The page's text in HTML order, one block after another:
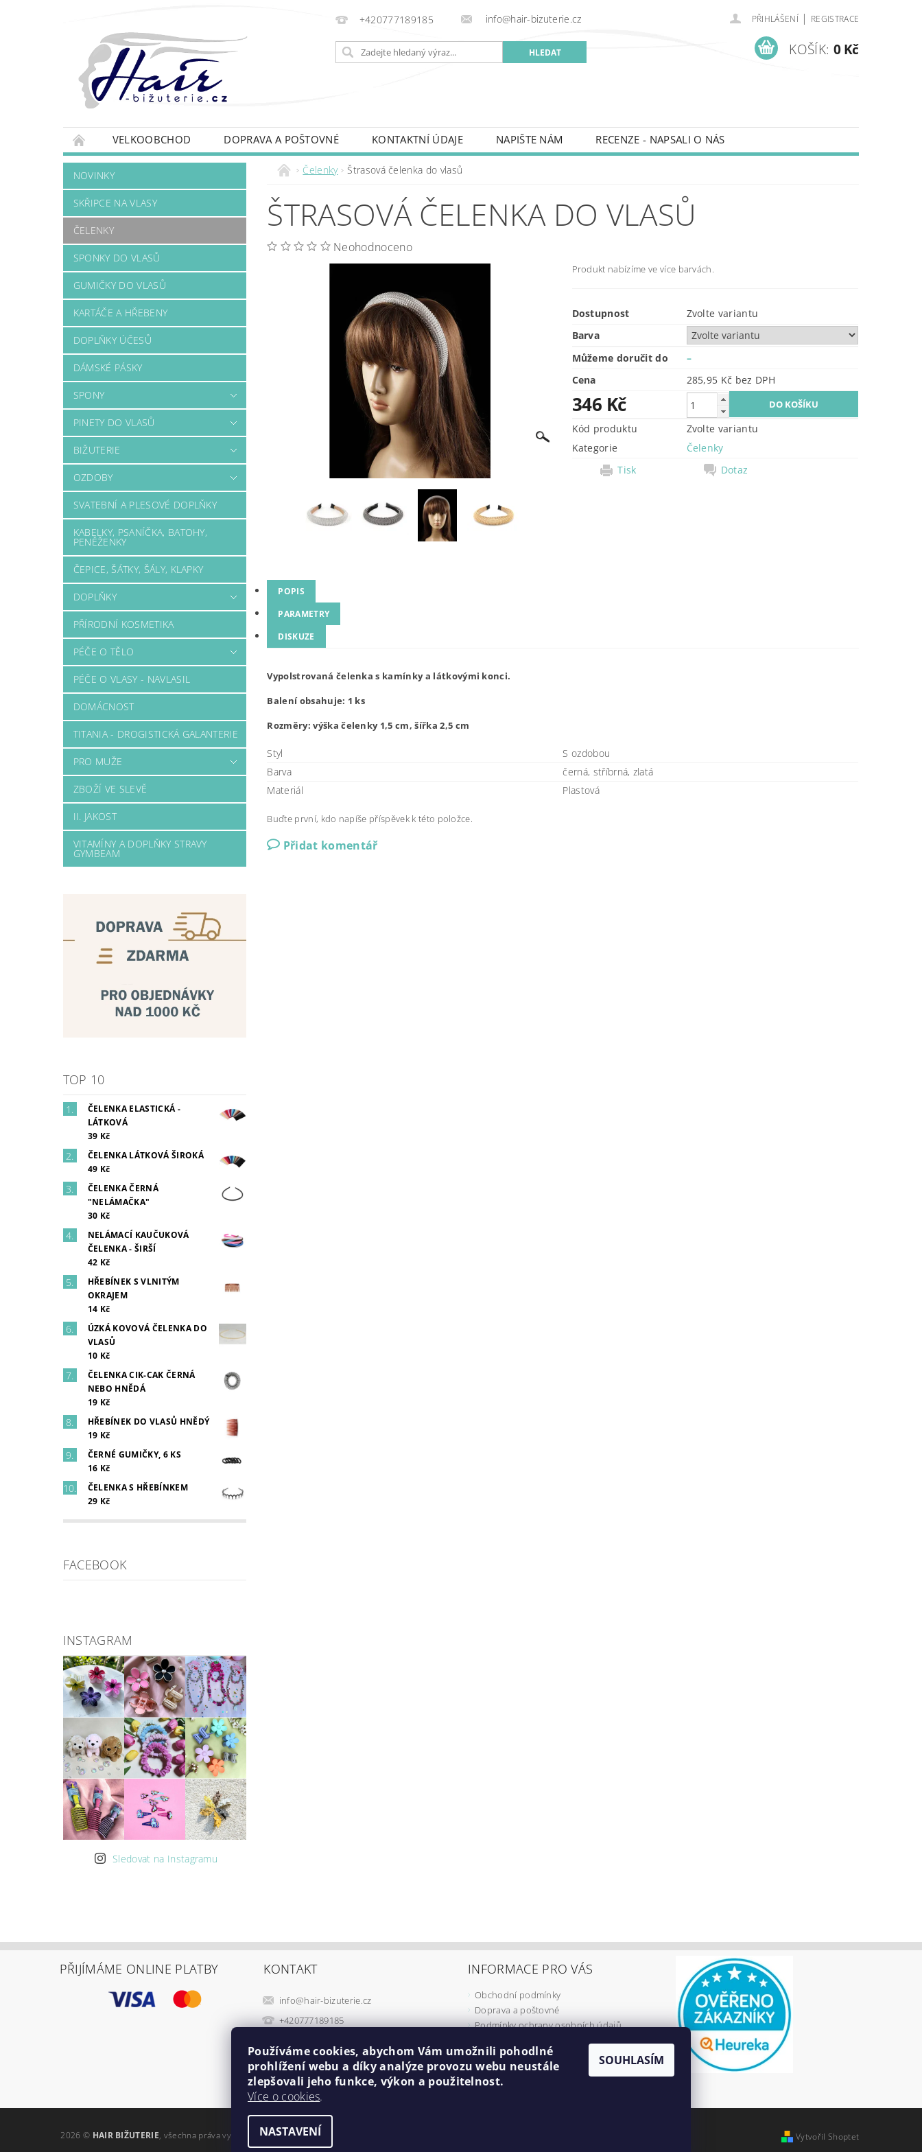
+420777189185 info@hair-bizuterie.cz PŘIHLÁŠENÍ | REGISTRACE
KOŠÍK: 0 Kč
VELKOOBCHOD DOPRAVA A POŠTOVNÉ KONTAKTNÍ ÚDAJE NAPIŠTE NÁM RECENZE - NAPSALI O NÁS
NOVINKY
SKŘIPCE NA VLASY
ČELENKY
SPONKY DO VLASŮ
GUMIČKY DO VLASŮ
KARTÁČE A HŘEBENY
DOPLŇKY ÚČESŮ
DÁMSKÉ PÁSKY
SPONY
PINETY DO VLASŮ
BIŽUTERIE
OZDOBY
SVATEBNÍ A PLESOVÉ DOPLŇKY
KABELKY, PSANÍČKA, BATOHY,
PENĚŽENKY
ČEPICE, ŠÁTKY, ŠÁLY, KLAPKY
DOPLŇKY
PŘÍRODNÍ KOSMETIKA
PÉČE O TĚLO
PÉČE O VLASY - NAVLASIL
DOMÁCNOST
TITANIA - DROGISTICKÁ GALANTERIE
PRO MUŽE
ZBOŽÍ VE SLEVĚ
II. JAKOST
VITAMÍNY A DOPLŇKY STRAVY
GYMBEAM
TOP 10
ČELENKA ELASTICKÁ -
LÁTKOVÁ
39 Kč
ČELENKA LÁTKOVÁ ŠIROKÁ
49 Kč
ČELENKA ČERNÁ
"NELÁMAČKA"
30 Kč
NELÁMACÍ KAUČUKOVÁ
ČELENKA - ŠIRŠÍ
42 Kč
HŘEBÍNEK S VLNITÝM
OKRAJEM
14 Kč
ÚZKÁ KOVOVÁ ČELENKA DO
VLASŮ
10 Kč
ČELENKA CIK-CAK ČERNÁ
NEBO HNĚDÁ
19 Kč
HŘEBÍNEK DO VLASŮ HNĚDÝ
19 Kč
ČERNÉ GUMIČKY, 6 KS
16 Kč
ČELENKA S HŘEBÍNKEM
29 Kč
FACEBOOK
INSTAGRAM
Sledovat na Instagramu
Čelenky Štrasová čelenka do vlasů
ŠTRASOVÁ ČELENKA DO VLASŮ
Neohodnoceno
Produkt nabízíme ve více barvách.
Dostupnost
Zvolte variantu
Barva
Můžeme doručit do
–
Cena
285,95 Kč bez DPH
346 Kč
Kód produktu
Zvolte variantu
Kategorie
Čelenky
Tisk
Dotaz
POPIS
PARAMETRY
DISKUZE
Vypolstrovaná čelenka s kamínky a látkovými konci.
Balení obsahuje: 1 ks
Rozměry: výška čelenky 1,5 cm, šířka 2,5 cm
Styl
S ozdobou
Barva
černá, stříbrná, zlatá
Materiál
Plastová
Buďte první, kdo napíše příspěvek k této položce.
Přidat komentář
PŘIJÍMÁME ONLINE PLATBY KONTAKT
info@hair-bizuterie.cz
+420777189185
INFORMACE PRO VÁS
Obchodní podmínky
Doprava a poštovné
Podmínky ochrany osobních údajů
Odstoupení od smlouvy
Formulář pro reklamaci
Minimální cena objednávky
2026 © HAIR BIŽUTERIE, všechna práva vyhrazena Vytvořil Shoptet
Používáme cookies, abychom Vám umožnili pohodlné
prohlížení webu a díky analýze provozu webu neustále
zlepšovali jeho funkce, výkon a použitelnost.
Více o cookies.
NASTAVENÍ
SOUHLASÍM